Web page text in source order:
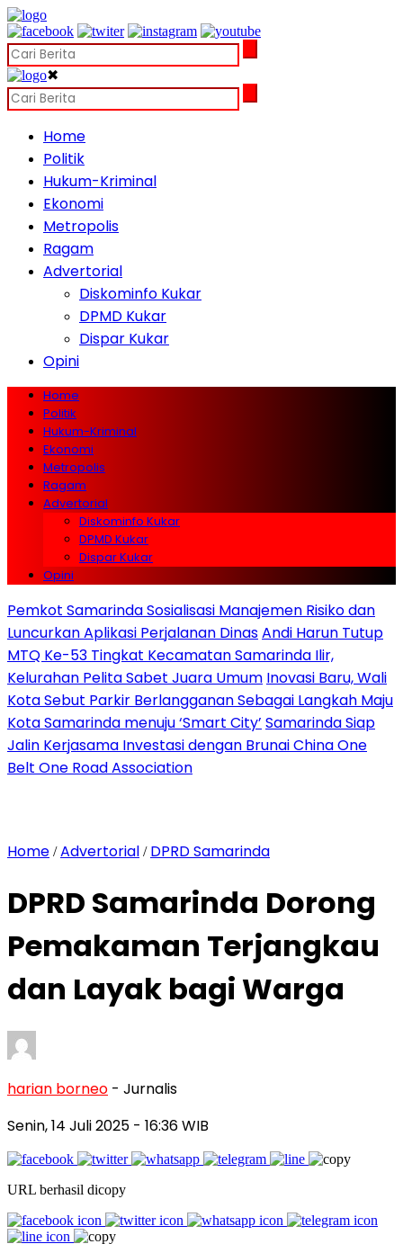
✖
Home
Politik
Hukum-Kriminal
Ekonomi
Metropolis
Ragam
Advertorial
Diskominfo Kukar
DPMD Kukar
Dispar Kukar
Opini
Home
Politik
Hukum-Kriminal
Ekonomi
Metropolis
Ragam
Advertorial
Diskominfo Kukar
DPMD Kukar
Dispar Kukar
Opini
Pemkot Samarinda Sosialisasi Manajemen Risiko dan
Luncurkan Aplikasi Perjalanan DinasAndi Harun Tutup
MTQ Ke-53 Tingkat Kecamatan Samarinda Ilir,
Kelurahan Pelita Sabet Juara Umum Inovasi Baru, Wali
Kota Sebut Parkir Berlangganan Sebagai Langkah Maju
Kota Samarinda menuju ‘Smart City’ Samarinda Siap
Jalin Kerjasama Investasi dengan Brunai China One
Belt One Road Association
Home /Advertorial / DPRD Samarinda
DPRD Samarinda Dorong
Pemakaman Terjangkau
dan Layak bagi Warga
harian borneo - Jurnalis
Senin, 14 Juli 2025 - 16:36 WIB
URL berhasil dicopy